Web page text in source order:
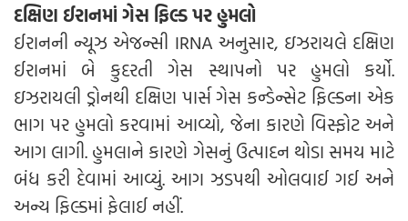
દક્ષિણ ઈરાનમાં ગેસ ફિલ્ડ પર હુમલો
ઈરાનની ન્યૂઝ એજન્સી IRNA અનુસાર, ઇઝરાયલે દક્ષિણ
ઈરાનમાં બે કુદરતી ગેસ સ્થાપનો પર હુમલો કર્યો.
ઇઝરાયલી ડ્રોનથી દક્ષિણ પાર્સ ગેસ કન્ડેન્સેટ ફિલ્ડના એક
ભાગ પર હુમલો કરવામાં આવ્યો, જેના કારણે વિસ્ફોટ અને
આગ લાગી. હુમલાને કારણે ગેસનું ઉત્પાદન થોડા સમય માટે
બંધ કરી દેવામાં આવ્યું. આગ ઝડપથી ઓલવાઈ ગઈ અને
અન્ય ફિલ્ડમાં ફેલાઈ નહીં.